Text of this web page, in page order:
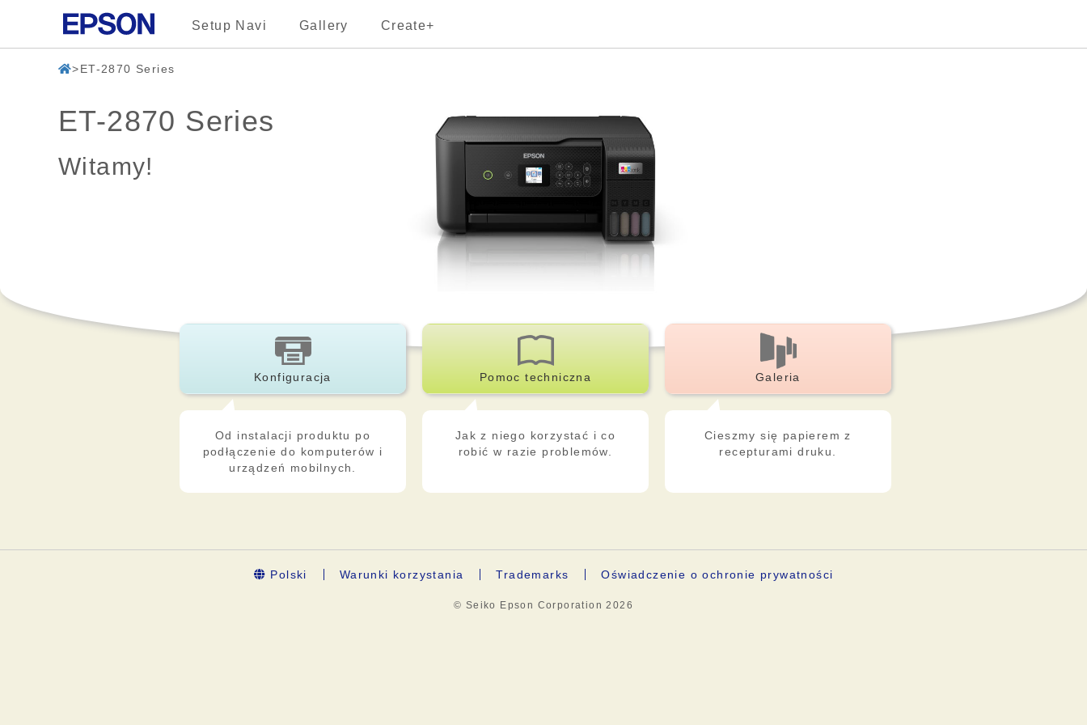
Setup Navi Gallery Create+
ET-2870 Series
ET-2870 Series
Witamy!
Konfiguracja
Od instalacji produktu po
podłączenie do komputerów i
urządzeń mobilnych.
Pomoc techniczna
Jak z niego korzystać i co
robić w razie problemów.
Galeria
Cieszmy się papierem z
recepturami druku.
Polski Warunki korzystania Trademarks Oświadczenie o ochronie prywatności
© Seiko Epson Corporation2026